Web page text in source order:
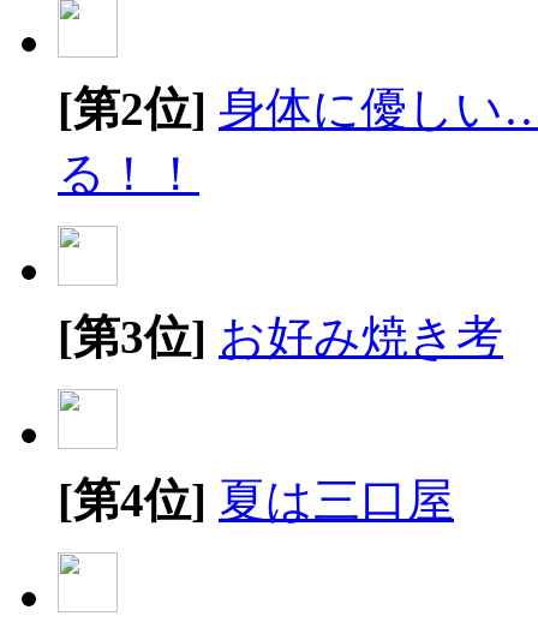
[第2位] 身体に優しい
る！！
[第3位] お好み焼き考
[第4位] 夏は三口屋